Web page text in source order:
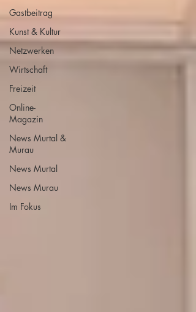
Gastbeitrag
Kunst & Kultur
Netzwerken
Wirtschaft
Freizeit
Online-
Magazin
News Murtal &
Murau
News Murtal
News Murau
Im Fokus